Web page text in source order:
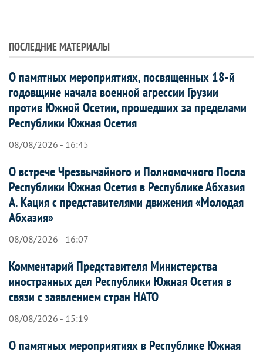
ПОСЛЕДНИЕ МАТЕРИАЛЫ
О памятных мероприятиях, посвященных 18-й
годовщине начала военной агрессии Грузии
против Южной Осетии, прошедших за пределами
Республики Южная Осетия
08/08/2026 - 16:45
О встрече Чрезвычайного и Полномочного Посла
Республики Южная Осетия в Республике Абхазия
А. Кация с представителями движения «Молодая
Абхазия»
08/08/2026 - 16:07
Комментарий Представителя Министерства
иностранных дел Республики Южная Осетия в
связи с заявлением стран НАТО
08/08/2026 - 15:19
О памятных мероприятиях в Республике Южная